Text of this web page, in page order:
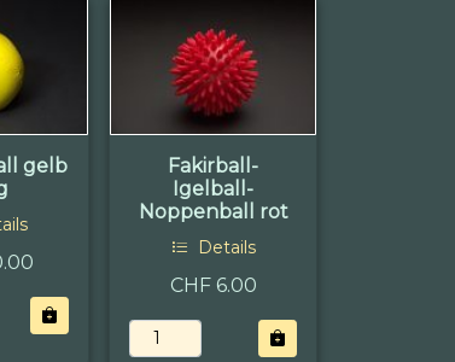
gelb
Fakirball-
Igelball-
Noppenball rot
Details
CHF 6.00